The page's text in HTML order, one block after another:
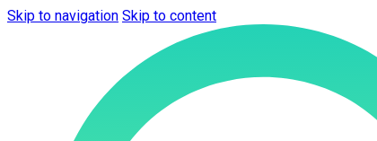
Skip to navigation Skip to content